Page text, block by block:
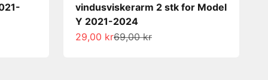
vindusviskerarm 2 stk for Model
Y 2021-2024
Salgspris
29,00 krNormalpris
69,00 kr